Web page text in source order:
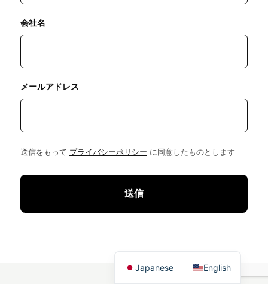
会社名
メールアドレス
送信をもって プライバシーポリシー に同意したものとします
Japanese English